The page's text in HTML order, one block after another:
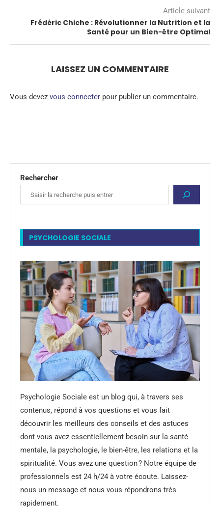
Article suivant
Frédéric Chiche : Révolutionner la Nutrition et la
Santé pour un Bien-être Optimal
LAISSEZ UN COMMENTAIRE
Vous devez vous connecter pour publier un commentaire.
Rechercher
PSYCHOLOGIE SOCIALE
Psychologie Sociale est un blog qui, à travers ses
contenus, répond à vos questions et vous fait
découvrir les meilleurs des conseils et des astuces
dont vous avez essentiellement besoin sur la santé
mentale, la psychologie, le bien-être, les relations et la
spiritualité. Vous avez une question ? Notre équipe de
professionnels est 24 h/24 à votre écoute. Laissez-
nous un message et nous vous répondrons très
rapidement.